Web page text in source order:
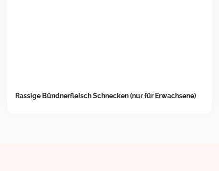
Rassige Bündnerfleisch Schnecken (nur für Erwachsene)